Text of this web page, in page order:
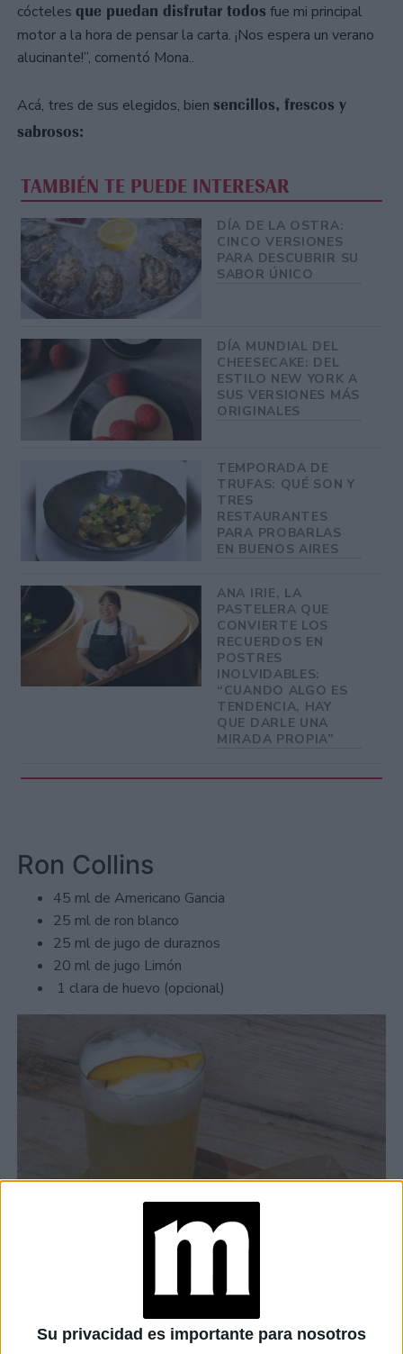
Su privacidad es importante para nosotros
cócteles que puedan disfrutar todos fue mi principal
motor a la hora de pensar la carta. ¡Nos espera un verano
alucinante!”, comentó Mona..
Acá, tres de sus elegidos, bien sencillos, frescos y
sabrosos:
TAMBIÉN TE PUEDE INTERESAR
DÍA DE LA OSTRA:
CINCO VERSIONES
PARA DESCUBRIR SU
SABOR ÚNICO
DÍA MUNDIAL DEL
CHEESECAKE: DEL
ESTILO NEW YORK A
SUS VERSIONES MÁS
ORIGINALES
TEMPORADA DE
TRUFAS: QUÉ SON Y
TRES
RESTAURANTES
PARA PROBARLAS
EN BUENOS AIRES
ANA IRIE, LA
PASTELERA QUE
CONVIERTE LOS
RECUERDOS EN
POSTRES
INOLVIDABLES:
“CUANDO ALGO ES
TENDENCIA, HAY
QUE DARLE UNA
MIRADA PROPIA”
Ron Collins
45 ml de Americano Gancia
25 ml de ron blanco
25 ml de jugo de duraznos
20 ml de jugo Limón
1 clara de huevo (opcional)